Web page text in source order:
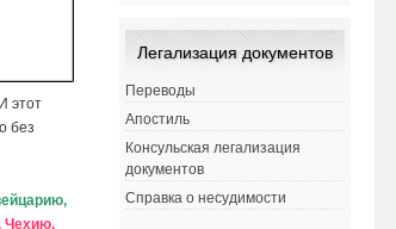
этот
без
Чехию,
Легализация документов
Переводы
Апостиль
Консульская легализация
документов
Справка о несудимости